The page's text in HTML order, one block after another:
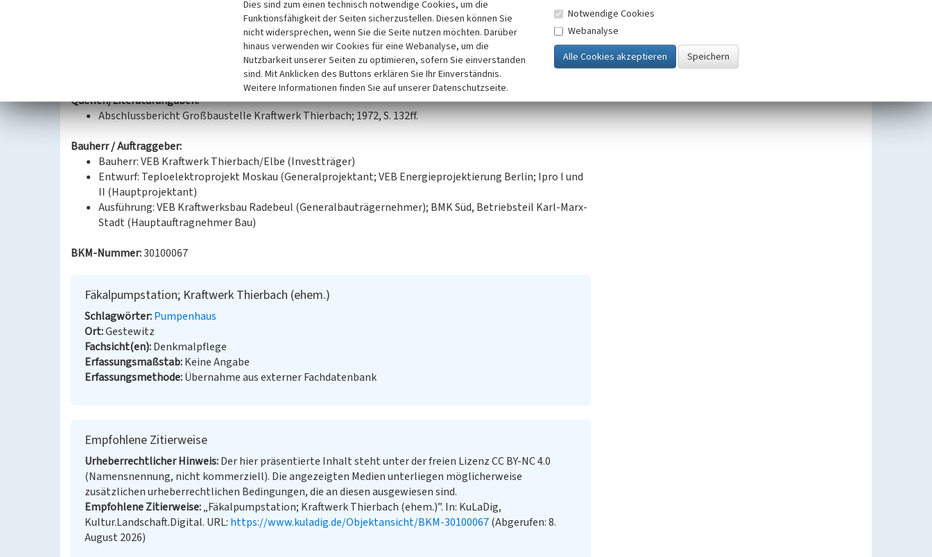
(Nils Schinker, Landesamt für Denkmalpflege Sachsen, 2022)
Erbauung 1968 (Fäkalpumpstation)
Quellen/Literaturangaben:
Abschlussbericht Großbaustelle Kraftwerk Thierbach; 1972, S. 132ff.
Bauherr / Auftraggeber:
Bauherr: VEB Kraftwerk Thierbach/Elbe (Investträger)
Entwurf: Teploelektroprojekt Moskau (Generalprojektant; VEB Energieprojektierung Berlin; Ipro I und
II (Hauptprojektant)
Ausführung: VEB Kraftwerksbau Radebeul (Generalbauträgernehmer); BMK Süd, Betriebsteil Karl-Marx-
Stadt (Hauptauftragnehmer Bau)
BKM-Nummer:30100067
Fäkalpumpstation; Kraftwerk Thierbach (ehem.)
Schlagwörter Pumpenhaus
Ort Gestewitz
Fachsicht(en) Denkmalpflege
Erfassungsmaßstab Keine Angabe
Erfassungsmethode Übernahme aus externer Fachdatenbank
Empfohlene Zitierweise
Urheberrechtlicher Hinweis Der hier präsentierte Inhalt steht unter der freien Lizenz CC BY-NC 4.0
(Namensnennung, nicht kommerziell). Die angezeigten Medien unterliegen möglicherweise
zusätzlichen urheberrechtlichen Bedingungen, die an diesen ausgewiesen sind.
Empfohlene Zitierweise „Fäkalpumpstation; Kraftwerk Thierbach (ehem.)”. In: KuLaDig,
Kultur.Landschaft.Digital. URL: https://www.kuladig.de/Objektansicht/BKM-30100067(Abgerufen: 8.
August 2026)
Dies sind zum einen technisch notwendige Cookies, um die
Funktionsfähigkeit der Seiten sicherzustellen. Diesen können Sie
nicht widersprechen, wenn Sie die Seite nutzen möchten. Darüber
hinaus verwenden wir Cookies für eine Webanalyse, um die
Nutzbarkeit unserer Seiten zu optimieren, sofern Sie einverstanden
sind. Mit Anklicken des Buttons erklären Sie Ihr Einverständnis.
Weitere Informationen finden Sie auf unserer Datenschutzseite.
Notwendige Cookies
Webanalyse